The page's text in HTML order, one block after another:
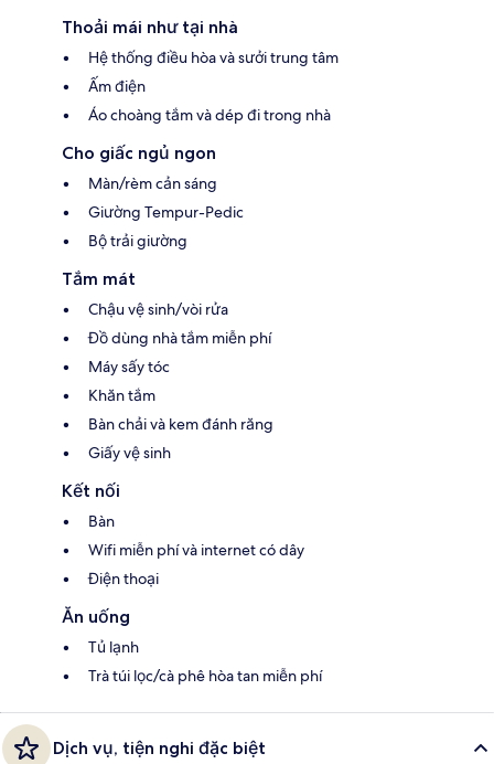
Thoải mái như tại nhà
Hệ thống điều hòa và sưởi trung tâm
Ấm điện
Áo choàng tắm và dép đi trong nhà
Cho giấc ngủ ngon
Màn/rèm cản sáng
Giường Tempur-Pedic
Bộ trải giường
Tắm mát
Chậu vệ sinh/vòi rửa
Đồ dùng nhà tắm miễn phí
Máy sấy tóc
Khăn tắm
Bàn chải và kem đánh răng
Giấy vệ sinh
Kết nối
Bàn
Wifi miễn phí và internet có dây
Điện thoại
Ăn uống
Tủ lạnh
Trà túi lọc/cà phê hòa tan miễn phí
Dịch vụ, tiện nghi đặc biệt